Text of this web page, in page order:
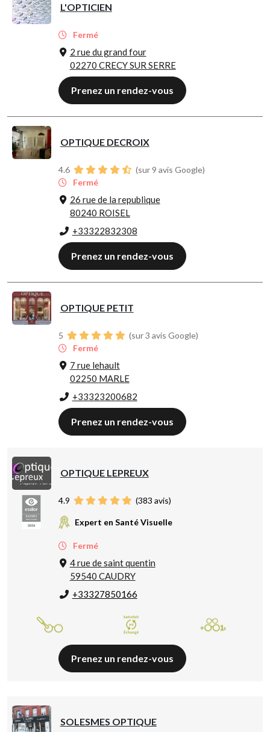
L'OPTICIEN
Fermé
2 rue du grand four
02270 CRECY SUR SERRE
Prenez un rendez-vous
OPTIQUE DECROIX
4.6
(sur 9 avis Google)
Fermé
26 rue de la republique
80240 ROISEL
+33322832308
Prenez un rendez-vous
OPTIQUE PETIT
5
(sur 3 avis Google)
Fermé
7 rue lehault
02250 MARLE
+33323200682
Prenez un rendez-vous
OPTIQUE LEPREUX
4.9 (383 avis)
Expert en Santé Visuelle
Fermé
4 rue de saint quentin
59540 CAUDRY
+33327850166
Prenez un rendez-vous
SOLESMES OPTIQUE